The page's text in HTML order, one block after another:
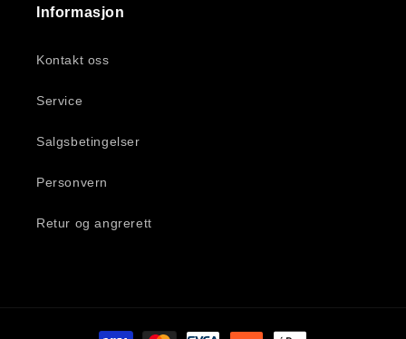
Informasjon
Kontakt oss
Service
Salgsbetingelser
Personvern
Retur og angrerett
Betalingsmåter